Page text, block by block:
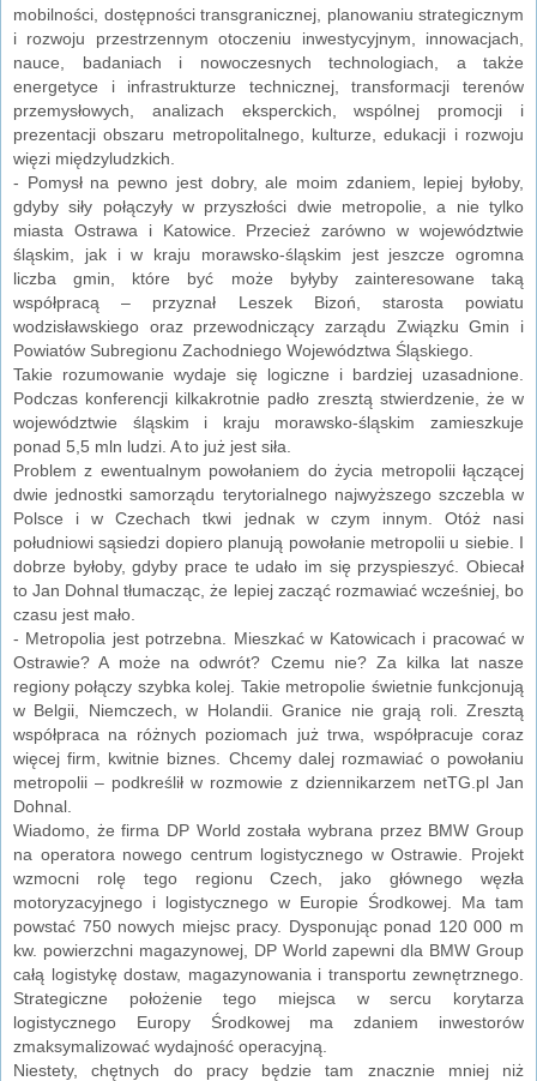
mobilności, dostępności transgranicznej, planowaniu strategicznym
i rozwoju przestrzennym otoczeniu inwestycyjnym, innowacjach,
nauce, badaniach i nowoczesnych technologiach, a także
energetyce i infrastrukturze technicznej, transformacji terenów
przemysłowych, analizach eksperckich, wspólnej promocji i
prezentacji obszaru metropolitalnego, kulturze, edukacji i rozwoju
więzi międzyludzkich.
- Pomysł na pewno jest dobry, ale moim zdaniem, lepiej byłoby,
gdyby siły połączyły w przyszłości dwie metropolie, a nie tylko
miasta Ostrawa i Katowice. Przecież zarówno w województwie
śląskim, jak i w kraju morawsko-śląskim jest jeszcze ogromna
liczba gmin, które być może byłyby zainteresowane taką
współpracą – przyznał Leszek Bizoń, starosta powiatu
wodzisławskiego oraz przewodniczący zarządu Związku Gmin i
Powiatów Subregionu Zachodniego Województwa Śląskiego.
Takie rozumowanie wydaje się logiczne i bardziej uzasadnione.
Podczas konferencji kilkakrotnie padło zresztą stwierdzenie, że w
województwie śląskim i kraju morawsko-śląskim zamieszkuje
ponad 5,5 mln ludzi. A to już jest siła.
Problem z ewentualnym powołaniem do życia metropolii łączącej
dwie jednostki samorządu terytorialnego najwyższego szczebla w
Polsce i w Czechach tkwi jednak w czym innym. Otóż nasi
południowi sąsiedzi dopiero planują powołanie metropolii u siebie. I
dobrze byłoby, gdyby prace te udało im się przyspieszyć. Obiecał
to Jan Dohnal tłumacząc, że lepiej zacząć rozmawiać wcześniej, bo
czasu jest mało.
- Metropolia jest potrzebna. Mieszkać w Katowicach i pracować w
Ostrawie? A może na odwrót? Czemu nie? Za kilka lat nasze
regiony połączy szybka kolej. Takie metropolie świetnie funkcjonują
w Belgii, Niemczech, w Holandii. Granice nie grają roli. Zresztą
współpraca na różnych poziomach już trwa, współpracuje coraz
więcej firm, kwitnie biznes. Chcemy dalej rozmawiać o powołaniu
metropolii – podkreślił w rozmowie z dziennikarzem netTG.pl Jan
Dohnal.
Wiadomo, że firma DP World została wybrana przez BMW Group
na operatora nowego centrum logistycznego w Ostrawie. Projekt
wzmocni rolę tego regionu Czech, jako głównego węzła
motoryzacyjnego i logistycznego w Europie Środkowej. Ma tam
powstać 750 nowych miejsc pracy. Dysponując ponad 120 000 m
kw. powierzchni magazynowej, DP World zapewni dla BMW Group
całą logistykę dostaw, magazynowania i transportu zewnętrznego.
Strategiczne położenie tego miejsca w sercu korytarza
logistycznego Europy Środkowej ma zdaniem inwestorów
zmaksymalizować wydajność operacyjną.
Niestety, chętnych do pracy będzie tam znacznie mniej niż